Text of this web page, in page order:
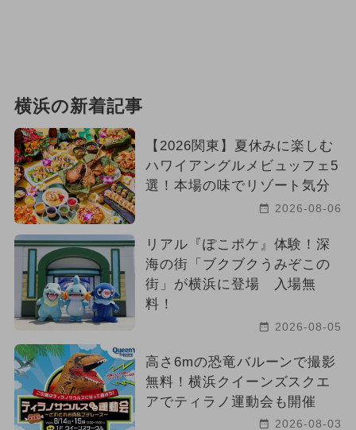
横浜の新着記事
【2026関東】夏休みに楽しむ
ハワイアングルメビュッフェ5
選！本場の味でリゾート気分
2026-08-06
リアル『ぽこポケ』体験！深
海の街「ブクブクうみぞこの
街」が横浜に登場 入場無
料！
2026-08-05
高さ6mの恐竜バルーンで撮影
無料！横浜クイーンズスクエ
アでティラノ運動会も開催
2026-08-03